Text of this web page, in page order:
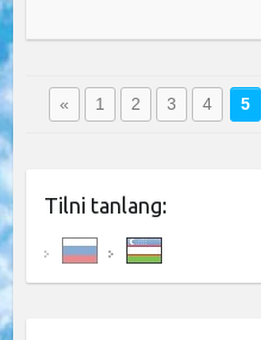
« 1 2 3 4 5
Tilni tanlang: